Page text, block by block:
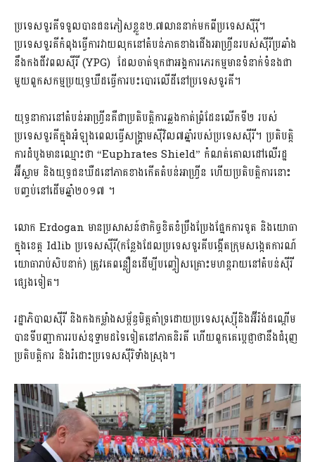
ប្រទេសទួរគីទទួលបានជនភៀសខ្លួន២.៧លាននាក់មកពីប្រទេសស៊ីរ៉ី។
ប្រទេសទួរគីកំពុងធ្វើការវាយលុកនៅតំបន់ភាគខាងជើងអាហ្វ្រីនរបស់ស៊ីរីប្រឆាំង
នឹងកងជីវពលស៊ីរី (YPG) ដែលចាត់ទុកជាអង្គការភេរកម្មមានទំនាក់ទំនងជា
មួយពួកសកម្មប្រយុទ្ធឃឺដធ្វើការបះបោរលើដីនៅប្រទេសទួរគី។
យុទ្ធនាការនៅតំបន់អាហ្វ្រីនគឺជាប្រតិបត្តិការឆ្លងកាត់ព្រំដែនលើកទី២ របស់
ប្រទេសទួរគីក្នុងអំឡុងពេលធ្វើសង្គ្រាមស៊ីវិល៧ឆ្នាំរបស់ប្រទេសស៊ីរី។ ប្រតិបត្តិ
ការដំបូងមានឈ្មោះថា “Euphrates Shield” កំណត់គោលដៅលើរដ្ឋ
អ៊ីស្លាម និងយុទ្ធជនឃឺដនៅភាគខាងកើតតំបន់អាហ្វ្រីន ហើយប្រតិបត្តិការនោះ
បញ្ចប់នៅដើមឆ្នាំ២០១៧ ។
លោក Erdogan មានប្រសាសន៍ថាកិច្ចខិតខំប្រឹងប្រែងផ្នែកការទូត និងយោធា
ក្នុងខេត្ត Idlib ប្រទេសស៊ីរី(កន្លែងដែលប្រទេសទួរគីបង្កើតក្រុមសង្កេតការណ៍
យោធារាប់សិបនាក់) ត្រូវគេពន្លឿនដើម្បីបញ្ចៀសគ្រោះមហន្តរាយនៅតំបន់ស៊ីរី
ផ្សេងទៀត។
រដ្ឋាភិបាលស៊ីរី និងកងកម្លាំងសម្ព័ន្ធមិត្តគាំទ្រដោយប្រទេសរុស្ស៊ីនិងអ៊ីរ៉ង់ដណ្ដើម
បានទីបញ្ជាការ​របស់ឧទ្ទាមដទៃទៀតនៅភាគនិរតី ហើយពួកគេប្តេជ្ញាថានឹងជំរុញ
ប្រតិបត្តិការ និងរំដោះប្រទេសស៊ីរិទាំងស្រុង។